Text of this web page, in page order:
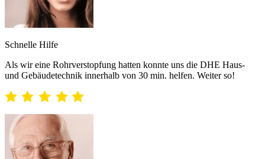
Schnelle Hilfe
Als wir eine Rohrverstopfung hatten konnte uns die DHE Haus-
und Gebäudetechnik innerhalb von 30 min. helfen. Weiter so!